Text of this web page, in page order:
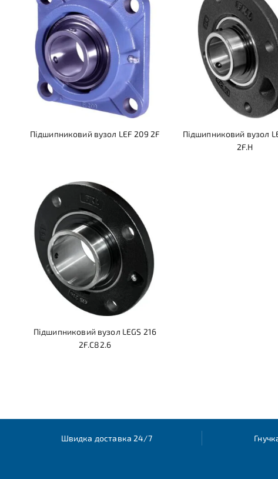
Підшипниковий вузол LEF 209 2F
Підшипниковий вузол
2F.H
Підшипниковий вузол LEGS 216
2F.C82.6
Швидка доставка 24/7